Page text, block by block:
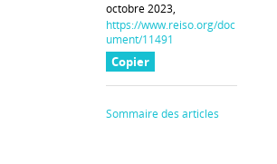
octobre 2023,
https://www.reiso.org/doc
ument/11491
Copier
Sommaire des articles